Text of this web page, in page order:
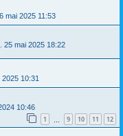
mai 2025 11:53
25 mai 2025 18:22
10:31
10:46
1 9 10 11 12